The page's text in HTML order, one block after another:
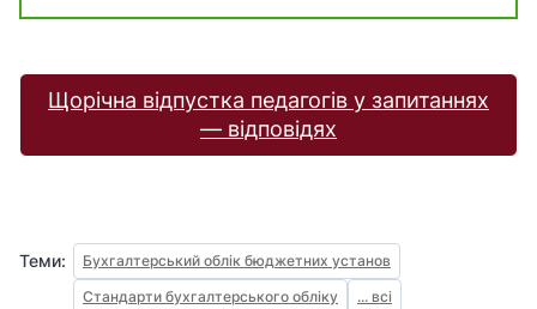
Щорічна відпустка педагогів у запитаннях
— відповідях
Теми:
Бухгалтерський облік бюджетних установ
Стандарти бухгалтерського обліку
... всі